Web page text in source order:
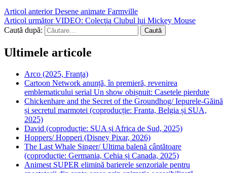
Articol anteriorDesene animate Farmville
Articol următorVIDEO: Colecţia Clubul lui Mickey Mouse
Caută după:
Ultimele articole
Arco (2025, Franța)
Cartoon Network anunță, în premieră, revenirea
emblematicului serial Un show obișnuit: Casetele pierdute
Chickenhare and the Secret of the Groundhog/ Iepurele-Găină
și secretul marmotei (coproducție: Franta, Belgia și SUA,
2025)
David (coproducție: SUA și Africa de Sud, 2025)
Hoppers/ Hopperi (Disney Pixar, 2026)
The Last Whale Singer/ Ultima balenă cântătoare
(coproducție: Germania, Cehia și Canada, 2025)
Animest SUPER elimină barierele senzoriale pentru